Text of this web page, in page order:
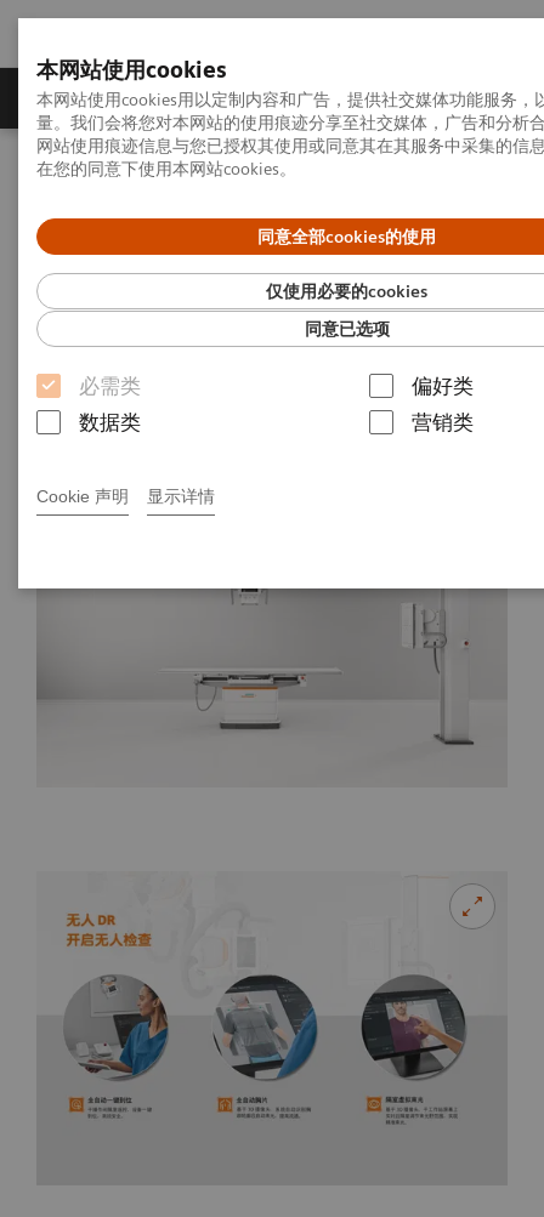
本网站使用cookies
本网站使用cookies用以定制内容和广告，提供社交媒体功能服务，
量。我们会将您对本网站的使用痕迹分享至社交媒体，广告和分析
网站使用痕迹信息与您已授权其使用或同意其在其服务中采集的信
在您的同意下使用本网站cookies。
同意全部cookies的使用
仅使用必要的cookies
同意已选项
必需类
偏好类
数据类
营销类
Cookie 声明 显示详情
产品一览 疾病与临床解决方案 相关信息
首页 影像诊断与治疗 X线摄影
YSIO X.pree
数字化医用X射线摄影系统